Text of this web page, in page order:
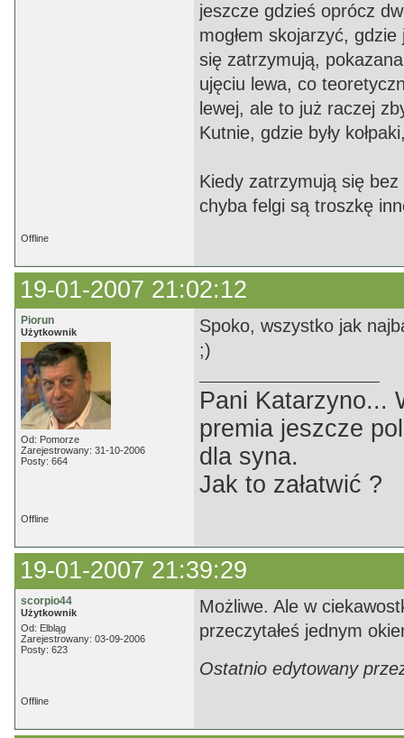
jeszcze gdzieś oprócz
mogłem skojarzyć,
się zatrzymują,
ujęciu lewa, co
lewej, ale to już raczej
Kutnie, gdzie były
Kiedy zatrzymują się bez
chyba felgi są troszkę
Offline
19-01-2007 21:02:12
Piorun
Użytkownik
Od: Pomorze
Zarejestrowany: 31-10-2006
Posty: 664
Spoko, wszystko jak
;)
Pani Katarzyno...
premia jeszcze
dla syna.
Jak to załatwić ?
Offline
19-01-2007 21:39:29
scorpio44
Użytkownik
Od: Elbląg
Zarejestrowany: 03-09-2006
Posty: 623
Możliwe. Ale w
przeczytałeś jednym
Ostatnio edytowany
Offline